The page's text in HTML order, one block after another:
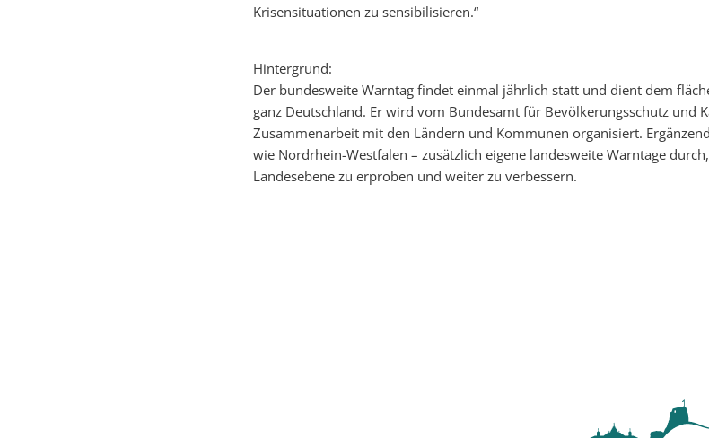
Krisensituationen zu sensibilisieren.“
Hintergrund:
Der bundesweite Warntag findet einmal jährlich statt und dient dem
ganz Deutschland. Er wird vom Bundesamt für Bevölkerungsschutz und
Zusammenarbeit mit den Ländern und Kommunen organisiert.
wie Nordrhein-Westfalen – zusätzlich eigene landesweite Warntage
Landesebene zu erproben und weiter zu verbessern.